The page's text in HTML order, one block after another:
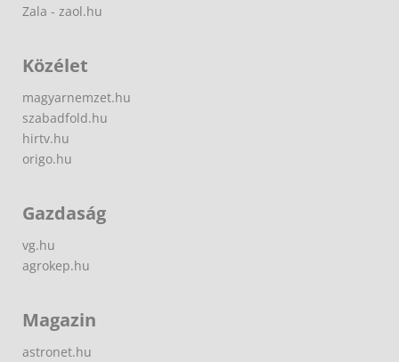
Zala - zaol.hu
Közélet
magyarnemzet.hu
szabadfold.hu
hirtv.hu
origo.hu
Gazdaság
vg.hu
agrokep.hu
Magazin
astronet.hu